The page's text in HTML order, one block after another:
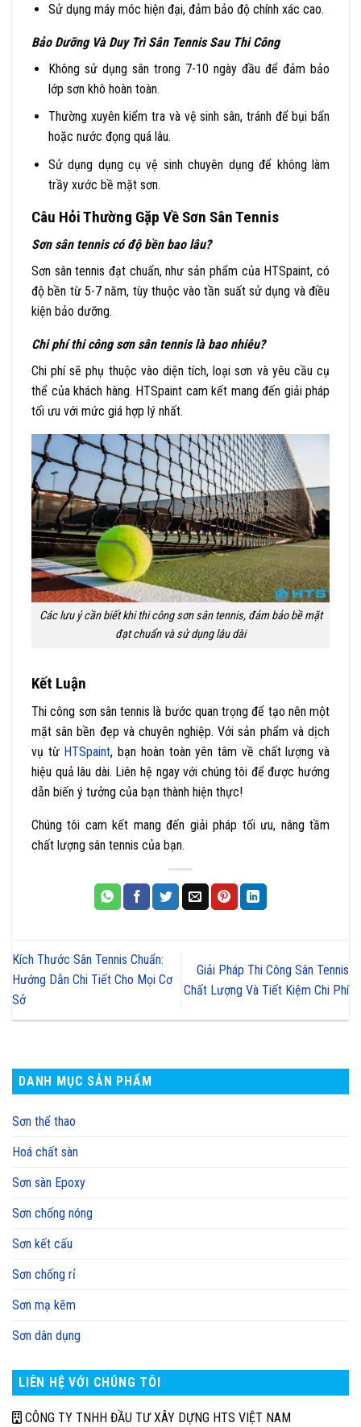
Sử dụng máy móc hiện đại, đảm bảo độ chính xác cao.
Bảo Dưỡng Và Duy Trì Sân Tennis Sau Thi Công
Không sử dụng sân trong 7-10 ngày đầu để đảm bảo
lớp sơn khô hoàn toàn.
Thường xuyên kiểm tra và vệ sinh sân, tránh để bụi bẩn
hoặc nước đọng quá lâu.
Sử dụng dụng cụ vệ sinh chuyên dụng để không làm
trầy xước bề mặt sơn.
Câu Hỏi Thường Gặp Về Sơn Sân Tennis
Sơn sân tennis có độ bền bao lâu?
Sơn sân tennis đạt chuẩn, như sản phẩm của HTSpaint, có
độ bền từ 5-7 năm, tùy thuộc vào tần suất sử dụng và điều
kiện bảo dưỡng.
Chi phí thi công sơn sân tennis là bao nhiêu?
Chi phí sẽ phụ thuộc vào diện tích, loại sơn và yêu cầu cụ
thể của khách hàng. HTSpaint cam kết mang đến giải pháp
tối ưu với mức giá hợp lý nhất.
Các lưu ý cần biết khi thi công sơn sân tennis, đảm bảo bề mặt
đạt chuẩn và sử dụng lâu dài
Kết Luận
Thi công sơn sân tennis là bước quan trọng để tạo nên một
mặt sân bền đẹp và chuyên nghiệp. Với sản phẩm và dịch
vụ từ HTSpaint, bạn hoàn toàn yên tâm về chất lượng và
hiệu quả lâu dài. Liên hệ ngay với chúng tôi để được hướng
dẫn biến ý tưởng của bạn thành hiện thực!
Chúng tôi cam kết mang đến giải pháp tối ưu, nâng tầm
chất lượng sân tennis của bạn.
Kích Thước Sân Tennis Chuẩn:
Hướng Dẫn Chi Tiết Cho Mọi Cơ
Sở
Giải Pháp Thi Công Sân Tennis
Chất Lượng Và Tiết Kiệm Chi Phí
DANH MỤC SẢN PHẨM
Sơn thể thao
Hoá chất sàn
Sơn sàn Epoxy
Sơn chống nóng
Sơn kết cấu
Sơn chống rỉ
Sơn mạ kẽm
Sơn dân dụng
LIÊN HỆ VỚI CHÚNG TÔI
CÔNG TY TNHH ĐẦU TƯ XÂY DỰNG HTS VIỆT NAM